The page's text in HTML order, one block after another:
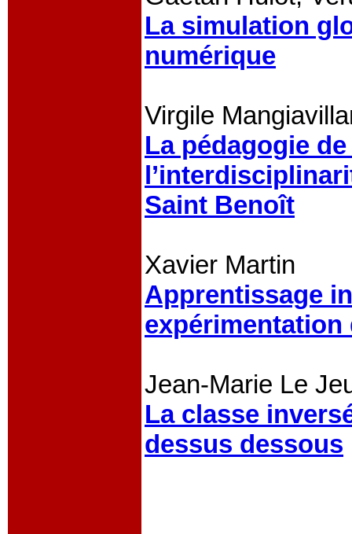
La simulation
numérique
Virgile
La pédagogie
Saint Benoît
Xavier Martin
Apprentissage
expérimentation
Jean-Marie Le
La classe
dessus dessous